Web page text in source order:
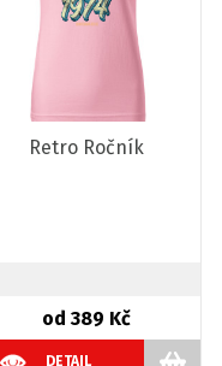
Retro Ročník
od 389 Kč
DETAIL